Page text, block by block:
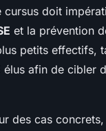
cursus doit
et la prévention
petits effectifs,
afin de cibler
des cas